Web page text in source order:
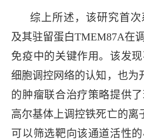
综上所述，该研究首
及其驻留蛋白TMEM87A在
免疫中的关键作用。该发
细胞调控网络的认知，也为
的肿瘤联合治疗策略提供
高尔基体上调控铁死亡的离
可以筛选靶向该通道活性